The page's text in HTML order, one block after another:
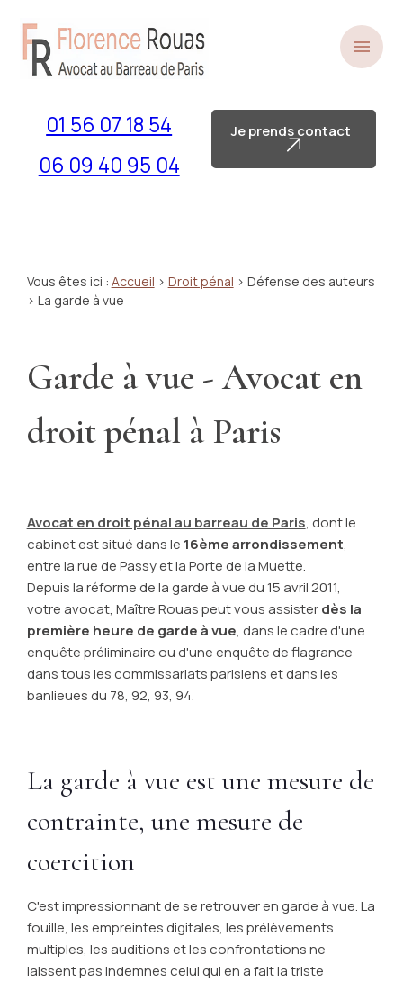
menu
01 56 07 18 54
06 09 40 95 04
Je prends contact
Vous êtes ici : Accueil > Droit pénal > Défense des auteurs
> La garde à vue
Garde à vue - Avocat en
droit pénal à Paris
Avocat en droit pénal au barreau de Paris, dont le
cabinet est situé dans le 16ème arrondissement,
entre la rue de Passy et la Porte de la Muette.
Depuis la réforme de la garde à vue du 15 avril 2011,
votre avocat, Maître Rouas peut vous assisterdès la
première heure de garde à vue, dans le cadre d'une
enquête préliminaire ou d'une enquête de flagrance
dans tous les commissariats parisiens et dans les
banlieues du 78, 92, 93, 94.
La garde à vue est une mesure de
contrainte, une mesure de
coercition
C'est impressionnant de se retrouver en garde à vue. La
fouille, les empreintes digitales, les prélèvements
multiples, les auditions et les confrontations ne
laissent pas indemnes celui qui en a fait la triste